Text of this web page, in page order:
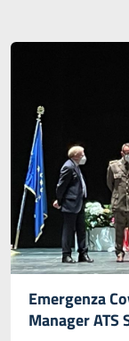
Emergenza
Manager ATS